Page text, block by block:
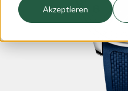
Akzeptieren